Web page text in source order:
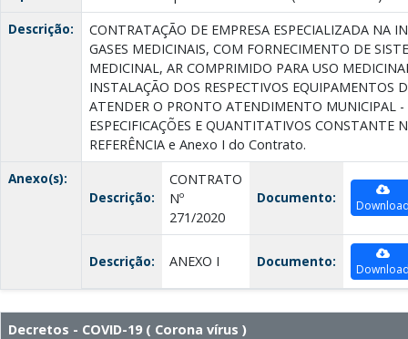
Descrição:
CONTRATAÇÃO DE EMPRESA ESPECIALIZADA NA
GASES MEDICINAIS, COM FORNECIMENTO DE
MEDICINAL, AR COMPRIMIDO PARA USO
INSTALAÇÃO DOS RESPECTIVOS EQUIPAMENTOS
ATENDER O PRONTO ATENDIMENTO MUNICIPAL -
ESPECIFICAÇÕES E QUANTITATIVOS CONSTANTE
REFERÊNCIA e Anexo I do Contrato.
Anexo(s):
Descrição:
CONTRATO
Nº
271/2020
Documento:
Descrição: ANEXO I Documento:
Decretos - COVID-19 ( Corona vírus )